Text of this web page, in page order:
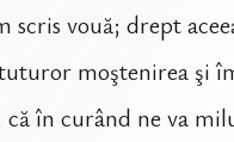
vouă; drept
moştenirea şi
în curând ne va